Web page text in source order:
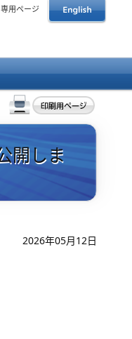
用ページ
開しま
2026年05月12日